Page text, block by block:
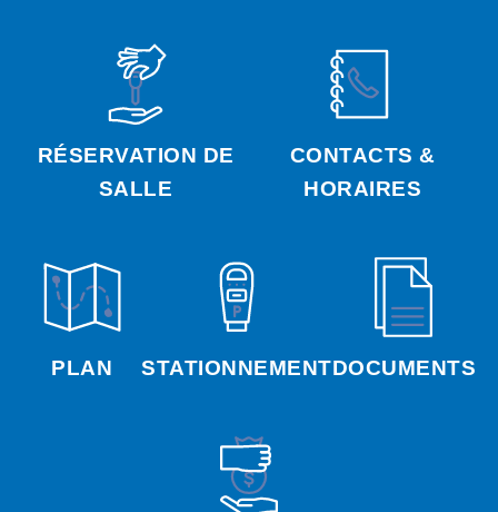
RÉSERVATION DE
SALLE
CONTACTS &
HORAIRES
PLAN STATIONNEMENTDOCUMENTS